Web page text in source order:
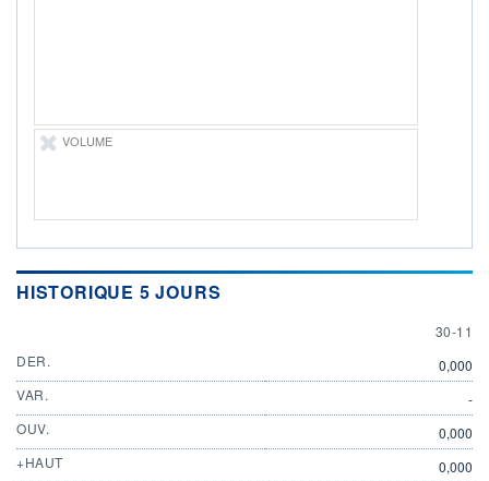
VOLUME
HISTORIQUE 5 JOURS
30
30-11
DER.
0,000
VAR.
-
OUV.
0,000
+HAUT
0,000